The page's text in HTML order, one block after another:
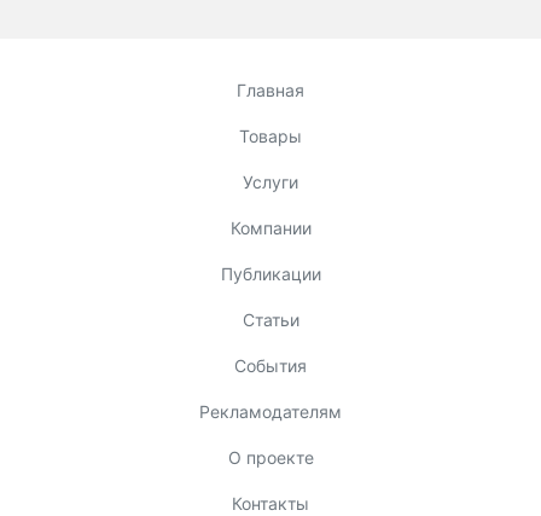
Главная
Товары
Услуги
Компании
Публикации
Статьи
События
Рекламодателям
О проекте
Контакты